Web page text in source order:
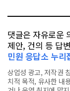
댓글은 자유로운
제안, 건의 등 답
민원 응답소 누리
상업성 광고, 저작권
치적 목적, 유사한 내